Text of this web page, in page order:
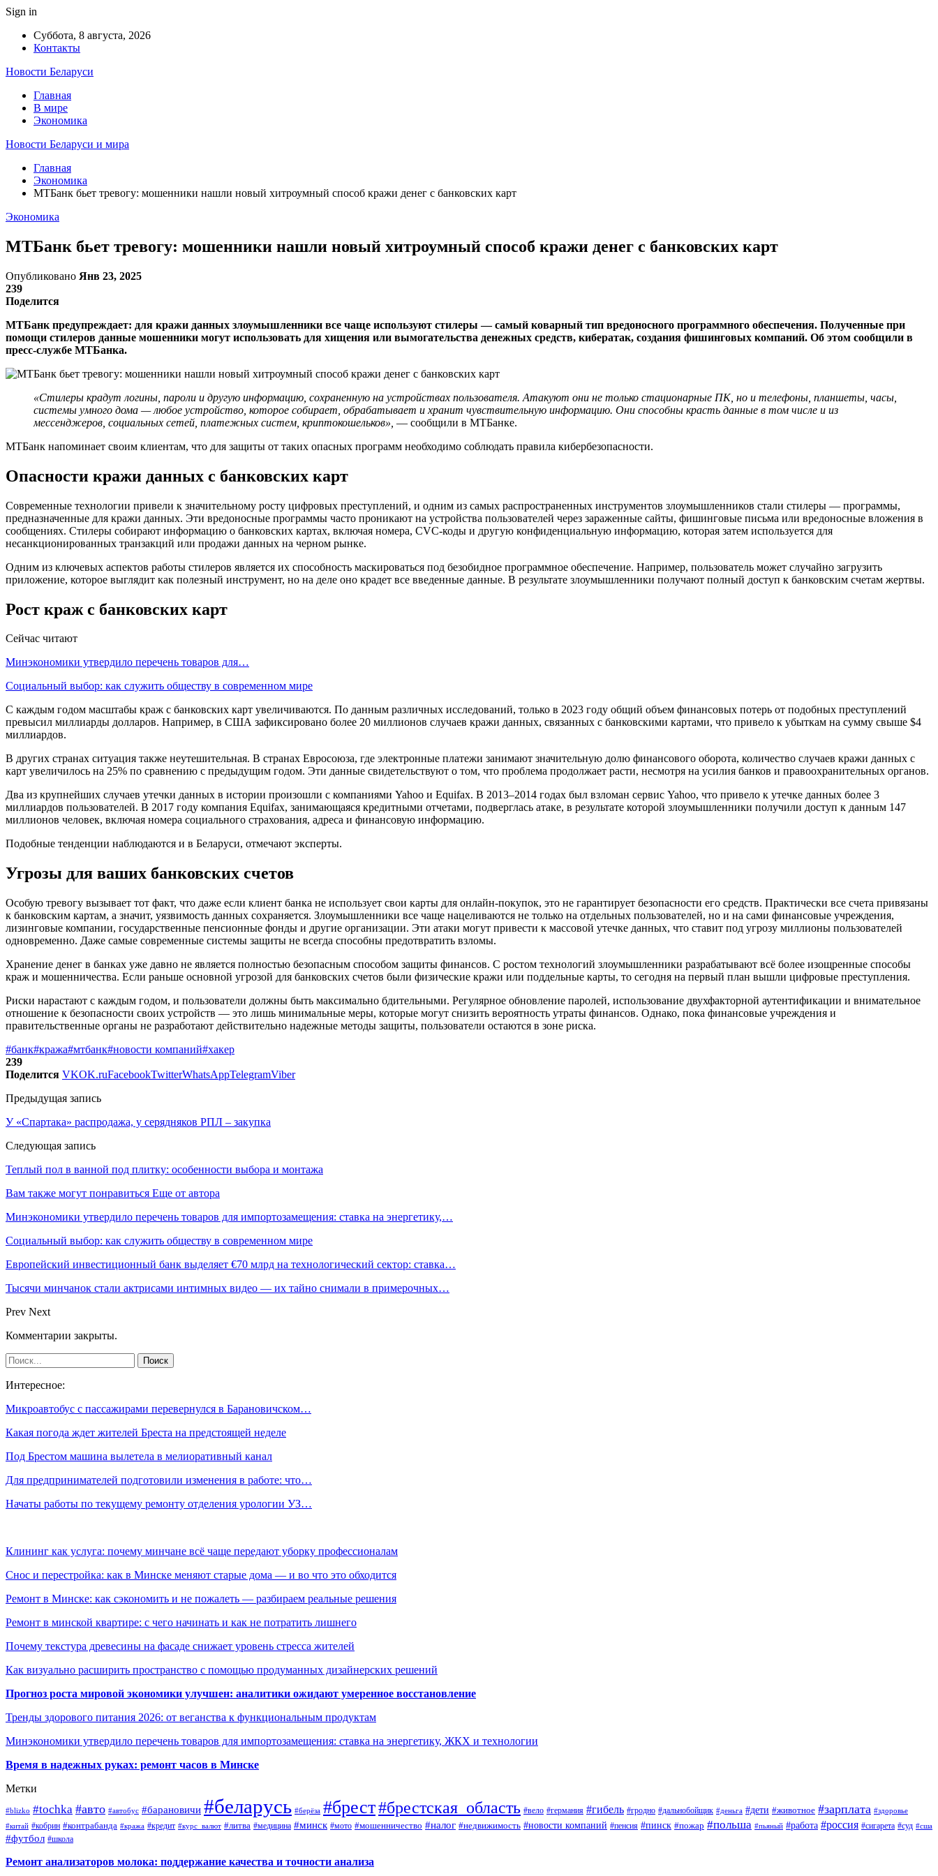
Sign in
Суббота, 8 августа, 2026
Контакты
Новости Беларуси
Главная
В мире
Экономика
Новости Беларуси и мира
Главная
Экономика
МТБанк бьет тревогу: мошенники нашли новый хитроумный способ кражи денег с банковских карт
Экономика
МТБанк бьет тревогу: мошенники нашли новый хитроумный способ кражи денег с банковских карт
Опубликовано Янв 23, 2025
239
Поделится
МТБанк предупреждает: для кражи данных злоумышленники все чаще используют стилеры — самый коварный тип вредоносного программного обеспечения. Полученные при
помощи стилеров данные мошенники могут использовать для хищения или вымогательства денежных средств, кибератак, создания фишинговых компаний. Об этом сообщили в
пресс-службе МТБанка.
«Стилеры крадут логины, пароли и другую информацию, сохраненную на устройствах пользователя. Атакуют они не только стационарные ПК, но и телефоны, планшеты, часы,
системы умного дома — любое устройство, которое собирает, обрабатывает и хранит чувствительную информацию. Они способны красть данные в том числе и из
мессенджеров, социальных сетей, платежных систем, криптокошельков», — сообщили в МТБанке.
МТБанк напоминает своим клиентам, что для защиты от таких опасных программ необходимо соблюдать правила кибербезопасности.
Опасности кражи данных с банковских карт
Современные технологии привели к значительному росту цифровых преступлений, и одним из самых распространенных инструментов злоумышленников стали стилеры — программы,
предназначенные для кражи данных. Эти вредоносные программы часто проникают на устройства пользователей через зараженные сайты, фишинговые письма или вредоносные вложения в
сообщениях. Стилеры собирают информацию о банковских картах, включая номера, CVC-коды и другую конфиденциальную информацию, которая затем используется для
несанкционированных транзакций или продажи данных на черном рынке.
Одним из ключевых аспектов работы стилеров является их способность маскироваться под безобидное программное обеспечение. Например, пользователь может случайно загрузить
приложение, которое выглядит как полезный инструмент, но на деле оно крадет все введенные данные. В результате злоумышленники получают полный доступ к банковским счетам жертвы.
Рост краж с банковских карт
Сейчас читают
Минэкономики утвердило перечень товаров для…
Социальный выбор: как служить обществу в современном мире
С каждым годом масштабы краж с банковских карт увеличиваются. По данным различных исследований, только в 2023 году общий объем финансовых потерь от подобных преступлений
превысил миллиарды долларов. Например, в США зафиксировано более 20 миллионов случаев кражи данных, связанных с банковскими картами, что привело к убыткам на сумму свыше $4
миллиардов.
В других странах ситуация также неутешительная. В странах Евросоюза, где электронные платежи занимают значительную долю финансового оборота, количество случаев кражи данных с
карт увеличилось на 25% по сравнению с предыдущим годом. Эти данные свидетельствуют о том, что проблема продолжает расти, несмотря на усилия банков и правоохранительных органов.
Два из крупнейших случаев утечки данных в истории произошли с компаниями Yahoo и Equifax. В 2013–2014 годах был взломан сервис Yahoo, что привело к утечке данных более 3
миллиардов пользователей. В 2017 году компания Equifax, занимающаяся кредитными отчетами, подверглась атаке, в результате которой злоумышленники получили доступ к данным 147
миллионов человек, включая номера социального страхования, адреса и финансовую информацию.
Подобные тенденции наблюдаются и в Беларуси, отмечают эксперты.
Угрозы для ваших банковских счетов
Особую тревогу вызывает тот факт, что даже если клиент банка не использует свои карты для онлайн-покупок, это не гарантирует безопасности его средств. Практически все счета привязаны
к банковским картам, а значит, уязвимость данных сохраняется. Злоумышленники все чаще нацеливаются не только на отдельных пользователей, но и на сами финансовые учреждения,
лизинговые компании, государственные пенсионные фонды и другие организации. Эти атаки могут привести к массовой утечке данных, что ставит под угрозу миллионы пользователей
одновременно. Даже самые современные системы защиты не всегда способны предотвратить взломы.
Хранение денег в банках уже давно не является полностью безопасным способом защиты финансов. С ростом технологий злоумышленники разрабатывают всё более изощренные способы
краж и мошенничества. Если раньше основной угрозой для банковских счетов были физические кражи или поддельные карты, то сегодня на первый план вышли цифровые преступления.
Риски нарастают с каждым годом, и пользователи должны быть максимально бдительными. Регулярное обновление паролей, использование двухфакторной аутентификации и внимательное
отношение к безопасности своих устройств — это лишь минимальные меры, которые могут снизить вероятность утраты финансов. Однако, пока финансовые учреждения и
правительственные органы не разработают действительно надежные методы защиты, пользователи остаются в зоне риска.
#банк#кража#мтбанк#новости компаний#хакер
239
Поделится VKOK.ruFacebookTwitterWhatsAppTelegramViber
Предыдущая запись
У «Спартака» распродажа, у серядняков РПЛ – закупка
Следующая запись
Теплый пол в ванной под плитку: особенности выбора и монтажа
Вам также могут понравиться Еще от автора
Минэкономики утвердило перечень товаров для импортозамещения: ставка на энергетику,…
Социальный выбор: как служить обществу в современном мире
Европейский инвестиционный банк выделяет €70 млрд на технологический сектор: ставка…
Тысячи минчанок стали актрисами интимных видео — их тайно снимали в примерочных…
Prev Next
Комментарии закрыты.
Интересное:
Микроавтобус с пассажирами перевернулся в Барановичском…
Какая погода ждет жителей Бреста на предстоящей неделе
Под Брестом машина вылетела в мелиоративный канал
Для предпринимателей подготовили изменения в работе: что…
Начаты работы по текущему ремонту отделения урологии УЗ…
Клининг как услуга: почему минчане всё чаще передают уборку профессионалам
Снос и перестройка: как в Минске меняют старые дома — и во что это обходится
Ремонт в Минске: как сэкономить и не пожалеть — разбираем реальные решения
Ремонт в минской квартире: с чего начинать и как не потратить лишнего
Почему текстура древесины на фасаде снижает уровень стресса жителей
Как визуально расширить пространство с помощью продуманных дизайнерских решений
Прогноз роста мировой экономики улучшен: аналитики ожидают умеренное восстановление
Тренды здорового питания 2026: от веганства к функциональным продуктам
Минэкономики утвердило перечень товаров для импортозамещения: ставка на энергетику, ЖКХ и технологии
Время в надежных руках: ремонт часов в Минске
Метки
#blizko #tochka #авто #автобус #барановичи #беларусь #берёза #брест#брестская_область #вело #германия #гибель #гродно #дальнобойщик #деньга #дети #животное #зарплата #здоровье
#китай #кобрин #контрабанда #кража #кредит #курс_валют #литва #медицина #минск #мото #мошенничество #налог #недвижимость #новости компаний #пенсия #пинск #пожар #польша #пьяный #работа #россия #сигарета #суд #сша
#футбол #школа
Ремонт анализаторов молока: поддержание качества и точности анализа